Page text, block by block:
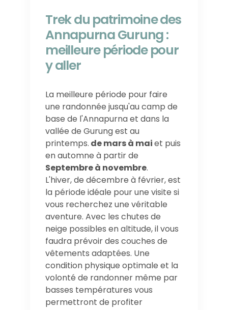
Trek du patrimoine des
Annapurna Gurung :
meilleure période pour
y aller
La meilleure période pour faire
une randonnée jusqu'au camp de
base de l'Annapurna et dans la
vallée de Gurung est au
printemps. de mars à maiet puis
en automne à partir de
Septembre à novembre.
L'hiver, de décembre à février, est
la période idéale pour une visite si
vous recherchez une véritable
aventure. Avec les chutes de
neige possibles en altitude, il vous
faudra prévoir des couches de
vêtements adaptées. Une
condition physique optimale et la
volonté de randonner même par
basses températures vous
permettront de profiter